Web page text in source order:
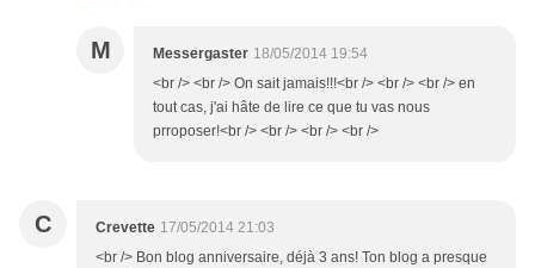
M Messergaster 18/05/2014 19:54
<br /> <br /> On sait jamais!!!<br /> <br /> <br /> en
tout cas, j'ai hâte de lire ce que tu vas nous
prroposer!<br /> <br /> <br /> <br />
C Crevette 17/05/2014 21:03
<br /> Bon blog anniversaire, déjà 3 ans! Ton blog a presque